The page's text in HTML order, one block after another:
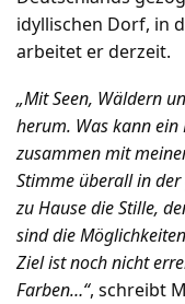
idyllischen Dorf, in
arbeitet er derzeit.
„Mit Seen, Wäldern
herum. Was kann
zusammen mit
Stimme überall in
zu Hause die Stille,
sind die
Ziel ist noch nicht
Farben…“, schreibt